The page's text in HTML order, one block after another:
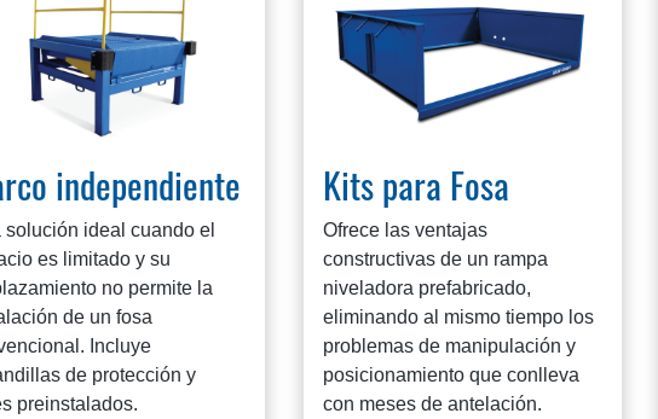
independiente
solución ideal cuando el
es limitado y su
no permite la
de un fosa
Incluye
de protección y
preinstalados.
Kits para Fosa
Ofrece las ventajas
constructivas de un rampa
niveladora prefabricado,
eliminando al mismo tiempo los
problemas de manipulación y
posicionamiento que conlleva
con meses de antelación.